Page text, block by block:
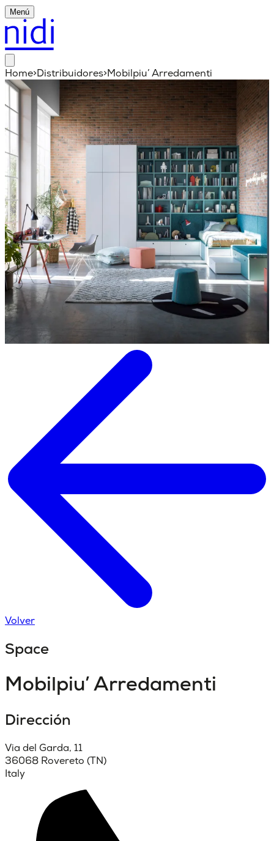
Menú
Home>Distribuidores>Mobilpiu’ Arredamenti
Volver
Space
Mobilpiu’ Arredamenti
Dirección
Via del Garda, 11
36068 Rovereto (TN)
Italy